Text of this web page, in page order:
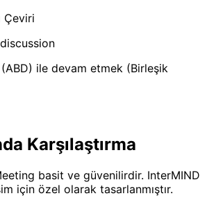
Çeviri
ile devam etmek (Birleşik
Karşılaştırma
basit ve güvenilirdir. InterMIND
için özel olarak tasarlanmıştır.